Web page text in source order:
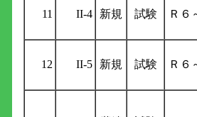
11 II-4 新規 試験 Ｒ６
12 II-5 新規 試験 Ｒ６